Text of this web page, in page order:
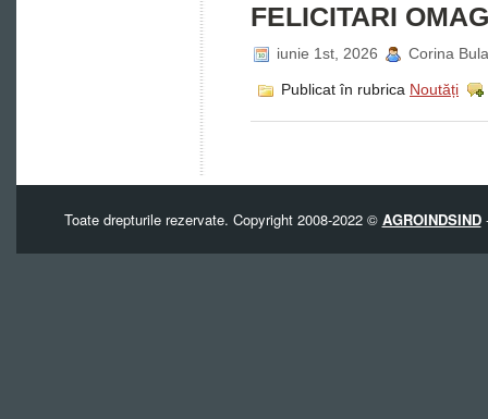
FELICITARI
iunie 1st, 2026 Corina
Publicat în rubrica Noutăți
Toate drepturile rezervate. Copyright 2008-2022 © AGROINDSIND